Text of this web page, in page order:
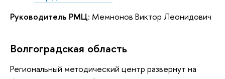
Руководитель РМЦ: Мемнонов Виктор Леонидович
Волгоградская область
Региональный методический центр развернут на